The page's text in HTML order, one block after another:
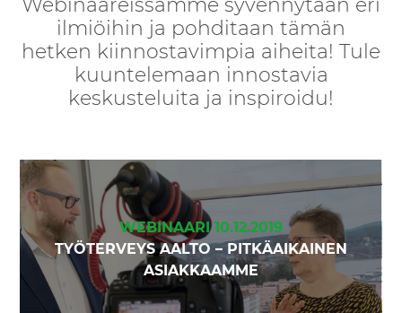
Webinaareissamme syvennytään eri
ilmiöihin ja pohditaan tämän
hetken kiinnostavimpia aiheita! Tule
kuuntelemaan innostavia
keskusteluita ja inspiroidu!
WEBINAARI 10.12.2019
TYÖTERVEYS AALTO – PITKÄAIKAINEN
ASIAKKAAMME